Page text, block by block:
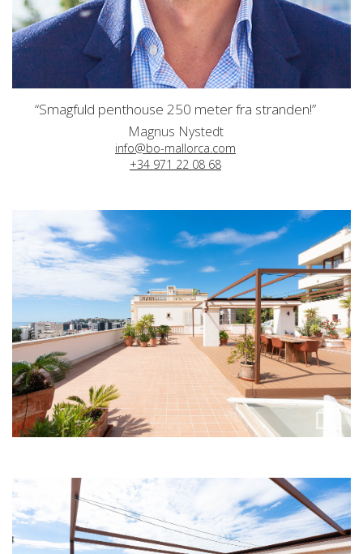
“Smagfuld penthouse 250 meter fra stranden!”
Magnus Nystedt
info@bo-mallorca.com
+34 971 22 08 68